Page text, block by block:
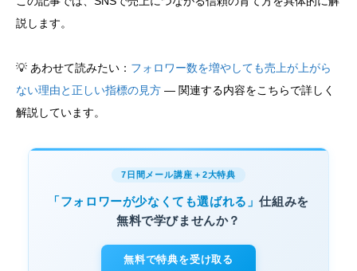
説します。
💡 あわせて読みたい： フォロワー数を増やしても売上が上がら
ない理由と正しい指標の見方 — 関連する内容をこちらで詳しく
解説しています。
7日間メール講座＋2大特典
「フォロワーが少なくても選ばれる」仕組みを
無料で学びませんか？
無料で特典を受け取る